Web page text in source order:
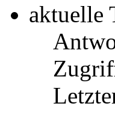
aktuelle